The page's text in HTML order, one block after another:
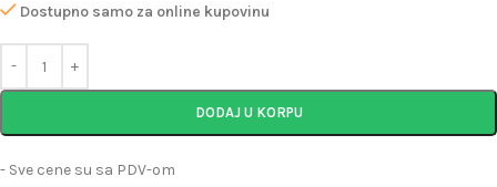
Dostupno samo za online kupovinu
DODAJ U KORPU
- Sve cene su sa PDV-om